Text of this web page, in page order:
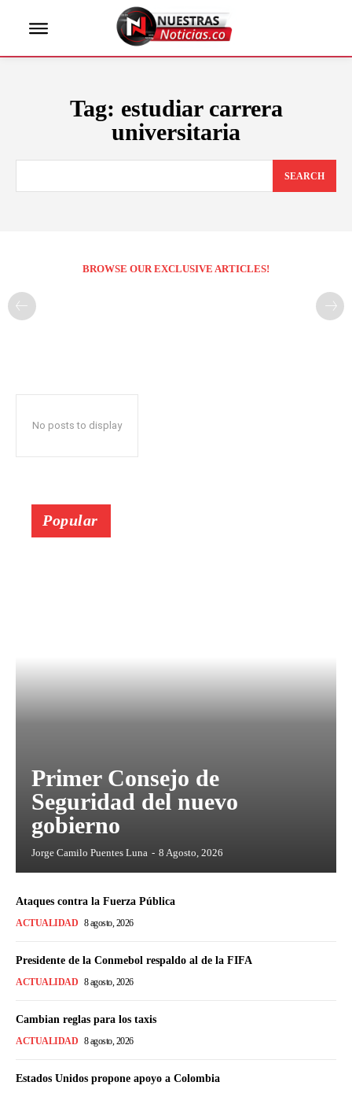
Tag: estudiar carrera
universitaria
SEARCH
BROWSE OUR EXCLUSIVE ARTICLES!
No posts to display
Popular
Primer Consejo de
Seguridad del nuevo
gobierno
Jorge Camilo Puentes Luna - 8 Agosto, 2026
Ataques contra la Fuerza Pública
ACTUALIDAD 8 agosto, 2026
Presidente de la Conmebol respaldo al de la FIFA
ACTUALIDAD 8 agosto, 2026
Cambian reglas para los taxis
ACTUALIDAD 8 agosto, 2026
Estados Unidos propone apoyo a Colombia